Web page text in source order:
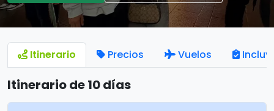
Itinerario Precios Vuelos
Itinerario de 10 días